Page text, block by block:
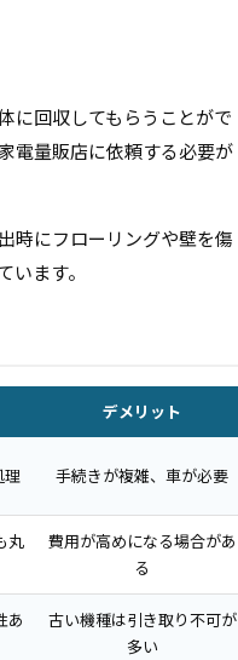
に回収してもらうことがで
電量販店に依頼する必要が
時にフローリングや壁を傷
ます。
デメリット
理 手続きが複雑、車が必要
丸
費用が高めになる場合があ
る
あ
古い機種は引き取り不可が
多い